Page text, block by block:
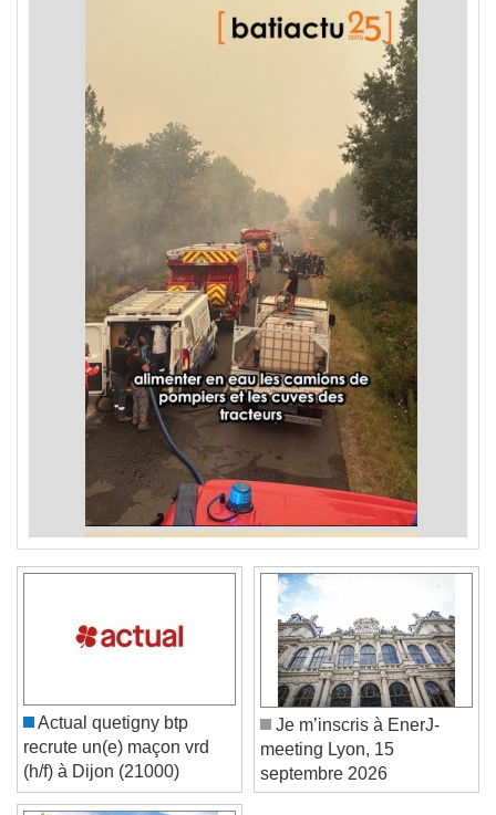
Actual quetigny btp
recrute un(e) maçon vrd
(h/f) à Dijon (21000)
Je m’inscris à EnerJ-
meeting Lyon, 15
septembre 2026